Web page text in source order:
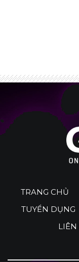
TRANG CHỦ
TUYỂN DỤNG
LIÊN